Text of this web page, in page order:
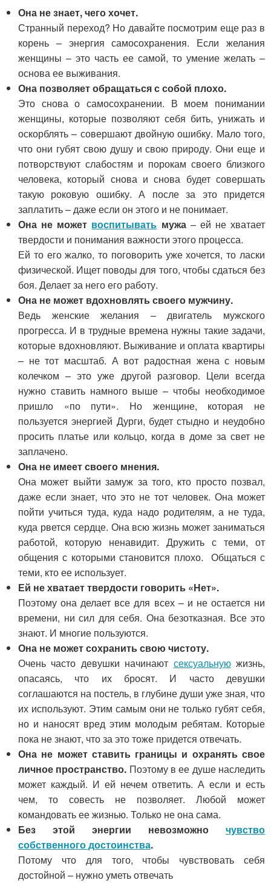
Она не знает, чего хочет.
Странный переход? Но давайте посмотрим еще раз в
корень – энергия самосохранения. Если желания
женщины – это часть ее самой, то умение желать –
основа ее выживания.
Она позволяет обращаться с собой плохо.
Это снова о самосохранении. В моем понимании
женщины, которые позволяют себя бить, унижать и
оскорблять – совершают двойную ошибку. Мало того,
что они губят свою душу и свою природу. Они еще и
потворствуют слабостям и порокам своего близкого
человека, который снова и снова будет совершать
такую роковую ошибку. А после за это придется
заплатить – даже если он этого и не понимает.
Она не может воспитывать мужа– ей не хватает
твердости и понимания важности этого процесса.
Ей то его жалко, то поговорить уже хочется, то ласки
физической. Ищет поводы для того, чтобы сдаться без
боя. Делает за него его работу.
Она не может вдохновлять своего мужчину.
Ведь женские желания – двигатель мужского
прогресса. И в трудные времена нужны такие задачи,
которые вдохновляют. Выживание и оплата квартиры
– не тот масштаб. А вот радостная жена с новым
колечком – это уже другой разговор. Цели всегда
нужно ставить намного выше – чтобы необходимое
пришло «по пути». Но женщине, которая не
пользуется энергией Дурги, будет стыдно и неудобно
просить платье или кольцо, когда в доме за свет не
заплачено.
Она не имеет своего мнения.
Она может выйти замуж за того, кто просто позвал,
даже если знает, что это не тот человек. Она может
пойти учиться туда, куда надо родителям, а не туда,
куда рвется сердце. Она всю жизнь может заниматься
работой, которую ненавидит. Дружить с теми, от
общения с которыми становится плохо. Общаться с
теми, кто ее использует.
Ей не хватает твердости говорить «Нет».
Поэтому она делает все для всех – и не остается ни
времени, ни сил для себя. Она безотказная. Все это
знают. И многие пользуются.
Она не может сохранить свою чистоту.
Очень часто девушки начинают сексуальнуюжизнь,
опасаясь, что их бросят. И часто девушки
соглашаются на постель, в глубине души уже зная, что
их используют. Этим самым они не только губят себя,
но и наносят вред этим молодым ребятам. Которые
пока не знают, что за это тоже придется отвечать.
Она не может ставить границы и охранять свое
личное пространство. Поэтому в ее душе наследить
может каждый. И ей нечем ответить. А если и есть
чем, то совесть не позволяет. Любой может
командовать ее жизнью. Только не она сама.
Без этой энергии невозможно чувство
собственного достоинства.
Потому что для того, чтобы чувствовать себя
достойной – нужно уметь отвечать